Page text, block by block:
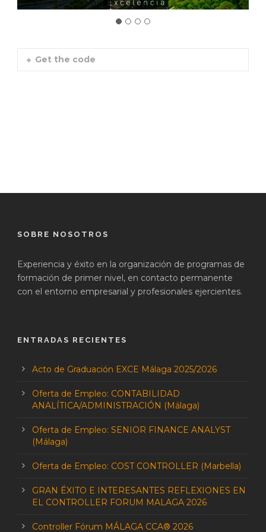
Get the code
SOBRE NOSOTROS
Experiencia y éxito en la organización de programas de
formación de primer nivel, en contacto permanente
con el entorno empresarial y profesionales ejercientes.
ENTRADAS RECIENTES
Acto de Graduación EXCE Málaga 2025/2026
Oferta de Empleo: CONTABILIDAD
ANALÍTICA/ADMINISTRACIÓN (Málaga)
Oferta de Empleo: SENIOR FINANCE ANALYST
(Málaga)
Oferta de Empleo: COST CONTROLLER (Marbella)
GRAN ÉXITO E INTERESANTES REFLEXIONES EN
EL CONTROLLER FORUM MALAGA 2026
Controller Fórum MÁLAGA CCA® 2026